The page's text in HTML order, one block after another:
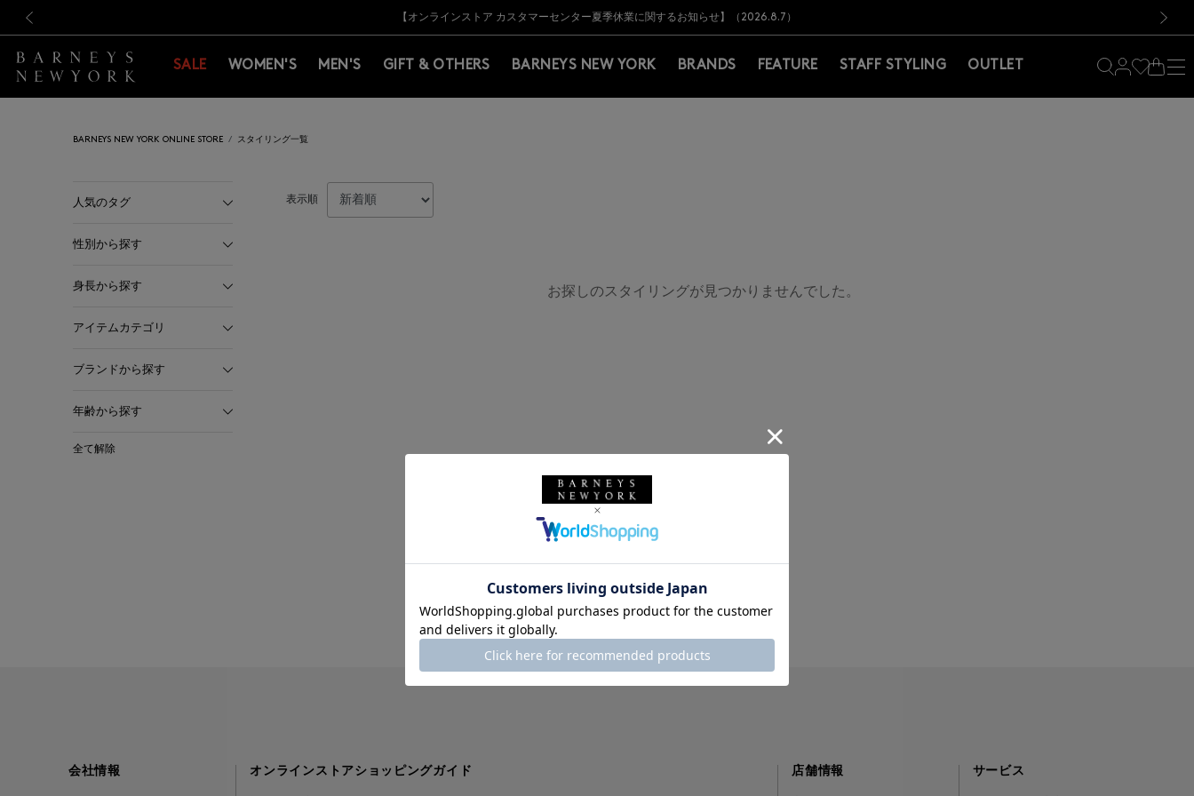
新規登録のお客様も対象！＜MY BARNEYS＞会員のお客様は11,000円（税込）以上のお買上げで常時送料無料！お買い物の際は会員登録を！
【夏季休業に伴う出荷一時停止のお知らせ】(2026.8.7)
【オンラインストア カスタマーセンター夏季休業に関するお知らせ】（2026.8.7）
【夏季休業に伴う返品・交換承り一時停止のお知らせ】（2026.8.5）
熊本県を中心とした地震の影響によるお荷物のお届けについて
【開催中】SUMMER SALEのご案内・ご注意事項
新規登録のお客様も対象！＜MY BARNEYS＞会員のお客様は11,000円（税込）以上のお買上げで常時送料無料！お買い物の際は会員登録を！
【夏季休業に伴う出荷一時停止のお知らせ】(2026.8.7)
SALE WOMEN'S MEN'S GIFT & OTHERS BARNEYS NEW YORK BRANDS FEATURE STAFF STYLING OUTLET
BARNEYS NEW YORK ONLINE STORE スタイリング一覧
人気のタグ
性別から探す
身長から探す
アイテムカテゴリ
ブランドから探す
年齢から探す
全て解除
表示順
お探しのスタイリングが見つかりませんでした。
会社情報 オンラインストアショッピングガイド 店舗情報 サービス